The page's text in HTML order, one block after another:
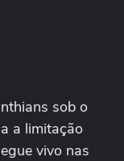
sob o
a limitação
vivo nas